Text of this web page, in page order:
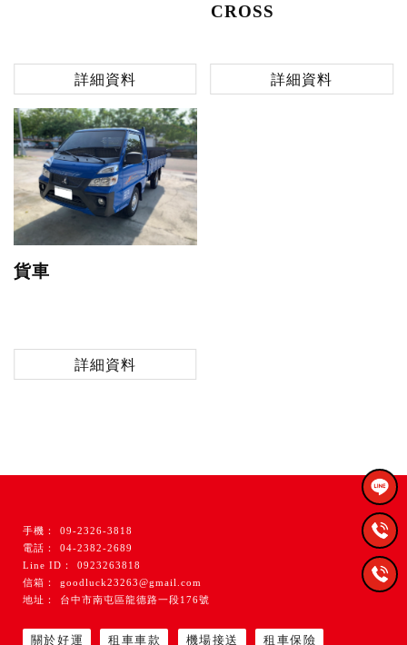
詳細資料
CROSS
詳細資料
貨車
詳細資料
0923263818
04-2382-2689
09-2326-3818
goodluck23263@gmail.com
台中市南屯區龍德路一段176號
關於好運 租車車款 機場接送 租車保險